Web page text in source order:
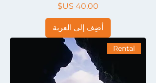
السعر
أضِف إلى العربة
Rental